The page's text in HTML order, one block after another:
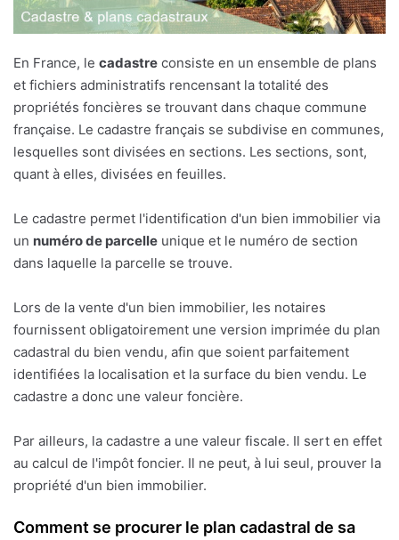
En France, le cadastre consiste en un ensemble de plans
et fichiers administratifs rencensant la totalité des
propriétés foncières se trouvant dans chaque commune
française. Le cadastre français se subdivise en communes,
lesquelles sont divisées en sections. Les sections, sont,
quant à elles, divisées en feuilles.
Le cadastre permet l'identification d'un bien immobilier via
un numéro de parcelle unique et le numéro de section
dans laquelle la parcelle se trouve.
Lors de la vente d'un bien immobilier, les notaires
fournissent obligatoirement une version imprimée du plan
cadastral du bien vendu, afin que soient parfaitement
identifiées la localisation et la surface du bien vendu. Le
cadastre a donc une valeur foncière.
Par ailleurs, la cadastre a une valeur fiscale. Il sert en effet
au calcul de l'impôt foncier. Il ne peut, à lui seul, prouver la
propriété d'un bien immobilier.
Comment se procurer le plan cadastral de sa